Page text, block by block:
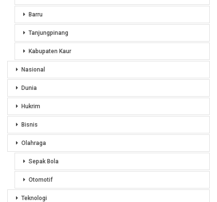
Barru
Tanjungpinang
Kabupaten Kaur
Nasional
Dunia
Hukrim
Bisnis
Olahraga
Sepak Bola
Otomotif
Teknologi